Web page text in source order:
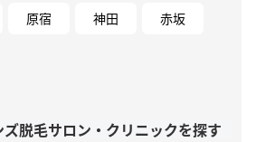
原宿 神田 赤坂
脱毛サロン・クリニックを探す